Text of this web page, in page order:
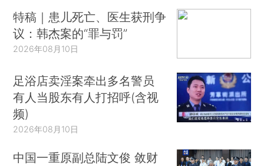
特稿｜患儿死亡、医生获刑争
议：韩杰案的“罪与罚”
2026年08月10日
足浴店卖淫案牵出多名警员
有人当股东有人打招呼(含视
频)
2026年08月10日
中国一重原副总陆文俊 敛财